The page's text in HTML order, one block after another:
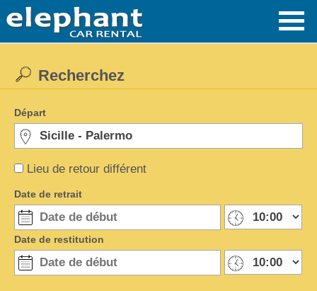
Lieu de retour différent
Recherchez
Départ
Date de retrait
Date de restitution